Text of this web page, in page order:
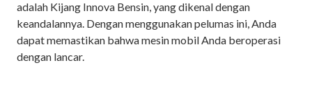
adalah Kijang Innova Bensin, yang dikenal dengan
keandalannya. Dengan menggunakan pelumas ini, Anda
dapat memastikan bahwa mesin mobil Anda beroperasi
dengan lancar.